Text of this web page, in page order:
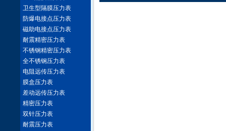
卫生型隔膜压力表
防爆电接点压力表
磁助电接点压力表
耐震精密压力表
不锈钢精密压力表
全不锈钢压力表
电阻远传压力表
膜盒压力表
差动远传压力表
精密压力表
双针压力表
耐震压力表